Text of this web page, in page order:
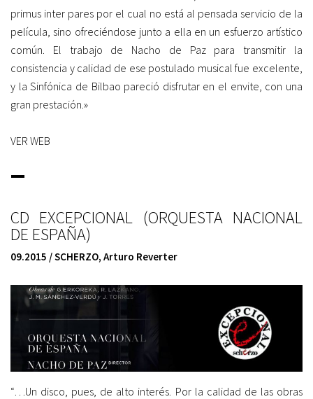
primus inter pares por el cual no está al pensada servicio de la
película, sino ofreciéndose junto a ella en un esfuerzo artístico
común. El trabajo de Nacho de Paz para transmitir la
consistencia y calidad de ese postulado musical fue excelente,
y la Sinfónica de Bilbao pareció disfrutar en el envite, con una
gran prestación.»
VER WEB
CD EXCEPCIONAL (ORQUESTA NACIONAL
DE ESPAÑA)
09.2015 /SCHERZO, Arturo Reverter
“…Un disco, pues, de alto interés. Por la calidad de las obras